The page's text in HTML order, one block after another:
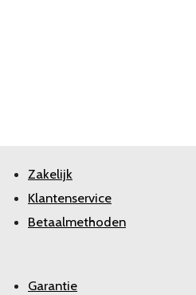
Zakelijk
Klantenservice
Betaalmethoden
Garantie